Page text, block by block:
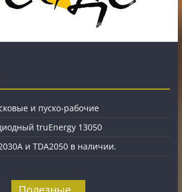
и пуско-рабочие
truEnergy 13050
и TDA2050 в наличии.